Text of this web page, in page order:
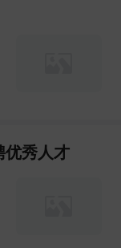
优秀人才